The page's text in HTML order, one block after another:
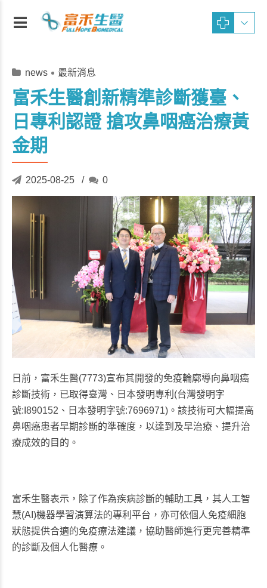
news 最新消息
富禾生醫創新精準診斷獲臺、
日專利認證 搶攻鼻咽癌治療黃
金期
2025-08-25 0
日前，富禾生醫(7773)宣布其開發的免疫輪廓導向鼻咽癌
診斷技術，已取得臺灣、日本發明專利(台灣發明字
號:I890152、日本發明字號:7696971)。該技術可大幅提高
鼻咽癌患者早期診斷的準確度，以達到及早治療、提升治
療成效的目的。
富禾生醫表示，除了作為疾病診斷的輔助工具，其人工智
慧(AI)機器學習演算法的專利平台，亦可依個人免疫細胞
狀態提供合適的免疫療法建議，協助醫師進行更完善精準
的診斷及個人化醫療。